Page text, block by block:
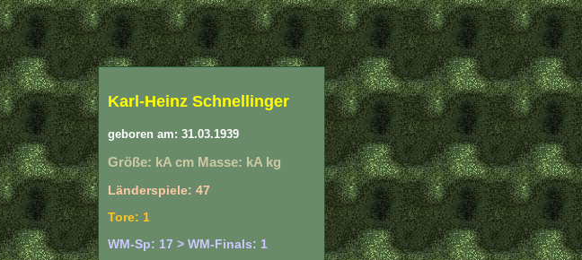
Karl-Heinz Schnellinger
geboren am: 31.03.1939
Größe: kA cm Masse: kA kg
Länderspiele: 47
Tore: 1
WM-Sp: 17 > WM-Finals: 1